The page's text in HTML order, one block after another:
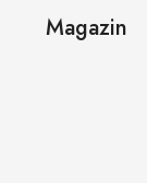
Magazin